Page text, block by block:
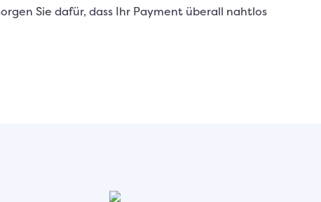
Sie dafür, dass Ihr Payment überall nahtlos